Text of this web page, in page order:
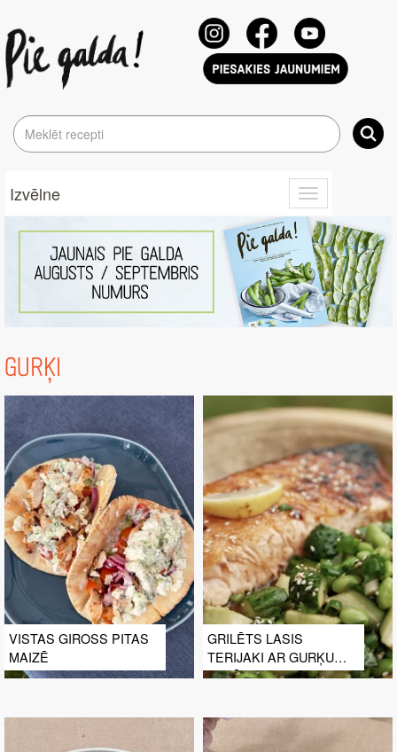
Toggle
navigation
Izvēlne
GURĶI
VISTAS GIROSS PITAS
MAIZĒ
GRILĒTS LASIS
TERIJAKI AR GURĶU
SALĀTIEM